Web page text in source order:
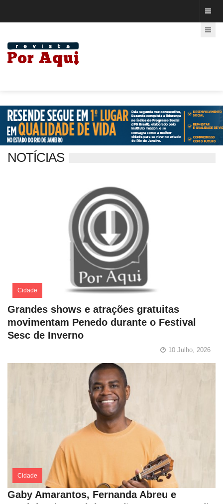
NOTÍCIAS
Cidade
Grandes shows e atrações gratuitas
movimentam Penedo durante o Festival
Sesc de Inverno
10 Julho, 2026
Cidade
Gaby Amarantos, Fernanda Abreu e